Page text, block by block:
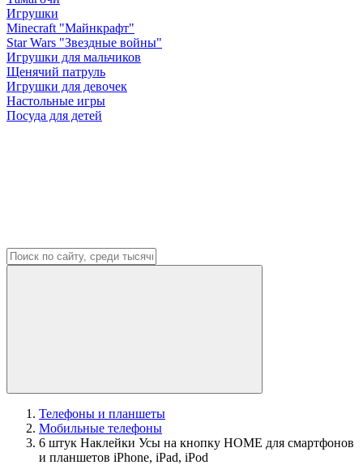
Игрушки
Minecraft "Майнкрафт"
Star Wars "Звездные войны"
Игрушки для мальчиков
Щенячий патруль
Игрушки для девочек
Настольные игры
Посуда для детей
Телефоны и планшеты
Мобильные телефоны
6 штук Наклейки Усы на кнопку HOME для смартфонов
и планшетов iPhone, iPad, iPod